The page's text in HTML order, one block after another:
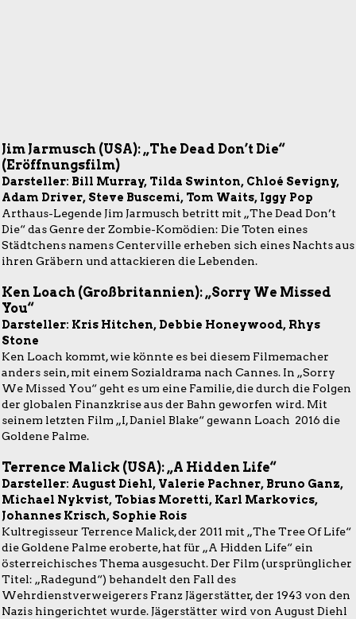
Jim Jarmusch (USA): „The Dead Don’t Die“
(Eröffnungsfilm)
Darsteller: Bill Murray, Tilda Swinton, Chloé Sevigny,
Adam Driver, Steve Buscemi, Tom Waits, Iggy Pop
Arthaus-Legende Jim Jarmusch betritt mit „The Dead Don’t
Die“ das Genre der Zombie-Komödien: Die Toten eines
Städtchens namens Centerville erheben sich eines Nachts aus
ihren Gräbern und attackieren die Lebenden.
Ken Loach (Großbritannien): „Sorry We Missed
You“
Darsteller: Kris Hitchen, Debbie Honeywood, Rhys
Stone
Ken Loach kommt, wie könnte es bei diesem Filmemacher
anders sein, mit einem Sozialdrama nach Cannes. In „Sorry
We Missed You“ geht es um eine Familie, die durch die Folgen
der globalen Finanzkrise aus der Bahn geworfen wird. Mit
seinem letzten Film „I, Daniel Blake“ gewann Loach 2016 die
Goldene Palme.
Terrence Malick (USA): „A Hidden Life“
Darsteller: August Diehl, Valerie Pachner, Bruno Ganz,
Michael Nykvist, Tobias Moretti, Karl Markovics,
Johannes Krisch, Sophie Rois
Kultregisseur Terrence Malick, der 2011 mit „The Tree Of Life“
die Goldene Palme eroberte, hat für „A Hidden Life“ ein
österreichisches Thema ausgesucht. Der Film (ursprünglicher
Titel: „Radegund“) behandelt den Fall des
Wehrdienstverweigerers Franz Jägerstätter, der 1943 von den
Nazis hingerichtet wurde. Jägerstätter wird von August Diehl